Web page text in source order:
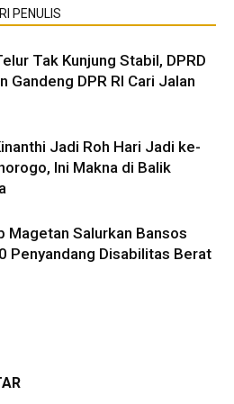
PENULIS
Tak Kunjung Stabil, DPRD
Gandeng DPR RI Cari Jalan
Jadi Roh Hari Jadi ke-
Ini Makna di Balik
Magetan Salurkan Bansos
Penyandang Disabilitas Berat